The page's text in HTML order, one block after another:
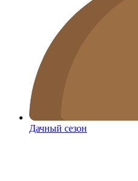
Дачный сезон